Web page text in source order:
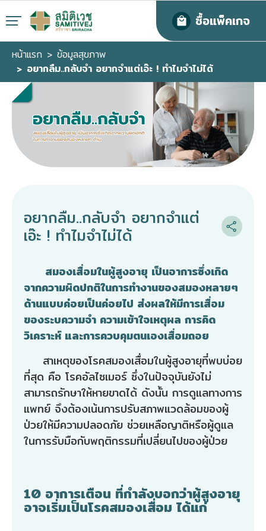
ซื้อแพ็คเกจ
หน้าแรก
ข้อมูลสุขภาพ
อยากลืม..กลับจำ อยากจำแต่เอ๊ะ ! ทำไมจำไม่ได้
อยากลืม..กลับจำ อยากจำแต่
เอ๊ะ ! ทำไมจำไม่ได้
สมองเสื่อมในผู้สูงอายุ เป็นอาการซึ่งเกิด
จากความผิดปกติในการทำงานของสมองหลายๆ
ด้านแบบค่อยเป็นค่อยไป ส่งผลให้มีการเสื่อม
ของระบความจำ ความเข้าใจเหตุผล การคิด
วิเคราะห์ และการควบคุมตนเองเสื่อมถอย
สาเหตุของโรคสมองเสื่อมในผู้สูงอายุที่พบบ่อย
ที่สุด คือ โรคอัลไซเมอร์ ซึ่งในปัจจุบันยังไม่
สามารถรักษาให้หายขาดได้ ดังนั้น การดูแลทางการ
แพทย์ จึงต้องเน้นการปรับสภาพแวดล้อมของผู้
ป่วยให้มีความปลอดภัย ช่วยเหลือญาติหรือผู้ดูแล
ในการรับมือกับพฤติกรรมที่เปลี่ยนไปของผู้ป่วย
10 อาการเตือน ที่กำลังบอกว่าผู้สูงอายุ
อาจเริ่มเป็นโรคสมองเสื่อม ได้แก่